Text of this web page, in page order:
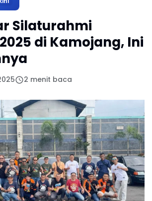
Silaturahmi
di Kamojang, Ini
2 menit baca